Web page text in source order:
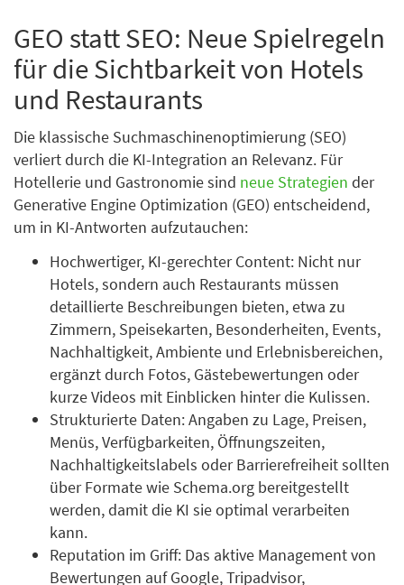
GEO statt SEO: Neue Spielregeln
für die Sichtbarkeit von Hotels
und Restaurants
Die klassische Suchmaschinenoptimierung (SEO)
verliert durch die KI-Integration an Relevanz. Für
Hotellerie und Gastronomie sind neue Strategien der
Generative Engine Optimization (GEO) entscheidend,
um in KI-Antworten aufzutauchen:
Hochwertiger, KI-gerechter Content: Nicht nur
Hotels, sondern auch Restaurants müssen
detaillierte Beschreibungen bieten, etwa zu
Zimmern, Speisekarten, Besonderheiten, Events,
Nachhaltigkeit, Ambiente und Erlebnisbereichen,
ergänzt durch Fotos, Gästebewertungen oder
kurze Videos mit Einblicken hinter die Kulissen.
Strukturierte Daten: Angaben zu Lage, Preisen,
Menüs, Verfügbarkeiten, Öffnungszeiten,
Nachhaltigkeitslabels oder Barrierefreiheit sollten
über Formate wie Schema.org bereitgestellt
werden, damit die KI sie optimal verarbeiten
kann.
Reputation im Griff: Das aktive Management von
Bewertungen auf Google, Tripadvisor,